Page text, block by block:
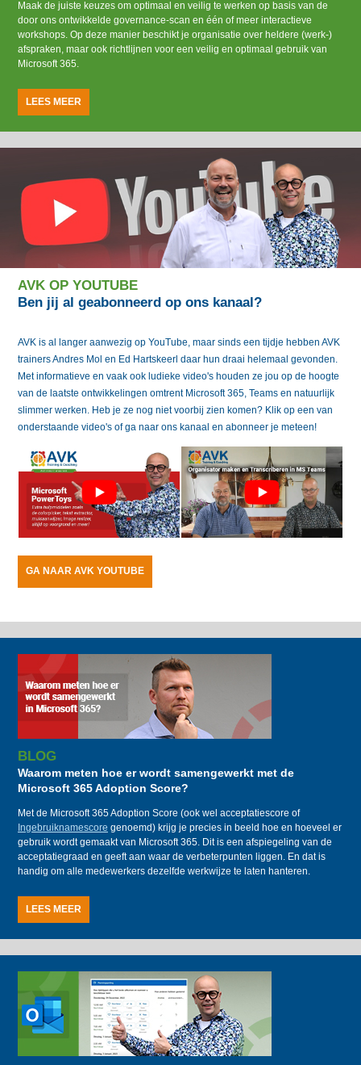
Maak de juiste keuzes om optimaal en veilig te werken op basis van de
door ons ontwikkelde governance-scan en één of meer interactieve
workshops. Op deze manier beschikt je organisatie over heldere (werk-)
afspraken, maar ook richtlijnen voor een veilig en optimaal gebruik van
Microsoft 365.
LEES MEER
AVK OP YOUTUBE
Ben jij al geabonneerd op ons kanaal?
AVK is al langer aanwezig op YouTube, maar sinds een tijdje hebben AVK
trainers Andres Mol en Ed Hartskeerl daar hun draai helemaal gevonden.
Met informatieve en vaak ook ludieke video's houden ze jou op de hoogte
van de laatste ontwikkelingen omtrent Microsoft 365, Teams en natuurlijk
slimmer werken. Heb je ze nog niet voorbij zien komen? Klik op een van
onderstaande video's of ga naar ons kanaal en abonneer je meteen!
GA NAAR AVK YOUTUBE
BLOG
Waarom meten hoe er wordt samengewerkt met de
Microsoft 365 Adoption Score?
Met de Microsoft 365 Adoption Score (ook wel acceptatiescore of
Ingebruiknamescore genoemd) krijg je precies in beeld hoe en hoeveel er
gebruik wordt gemaakt van Microsoft 365. Dit is een afspiegeling van de
acceptatiegraad en geeft aan waar de verbeterpunten liggen. En dat is
handig om alle medewerkers dezelfde werkwijze te laten hanteren.
LEES MEER